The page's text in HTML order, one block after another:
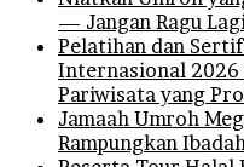
— Jangan Ragu
Pelatihan dan
Internasional 2026
Pariwisata yang
Jamaah Umroh
Rampungkan